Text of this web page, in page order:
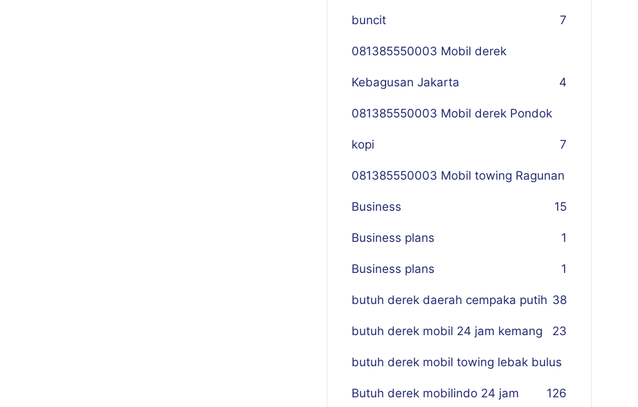
buncit 7
081385550003 Mobil derek
Kebagusan Jakarta 4
081385550003 Mobil derek Pondok
kopi 7
081385550003 Mobil towing Ragunan
5
Business 1
Business plans 1
Business plans 1
butuh derek daerah cempaka putih 38
butuh derek mobil 24 jam kemang 23
butuh derek mobil towing lebak bulus
26
Butuh derek mobilindo 24 jam 1